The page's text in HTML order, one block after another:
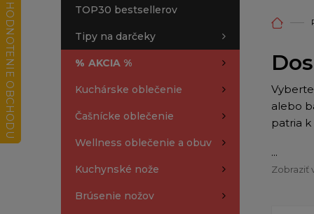
TOP30 bestsellerov
Tipy na darčeky
% AKCIA %
Kuchárske oblečenie
Čašnícke oblečenie
Wellness oblečenie a obuv
Kuchynské nože
Brúsenie nožov
alebo
patria k
...
Zobraziť
HODNOTENIE OBCHODU